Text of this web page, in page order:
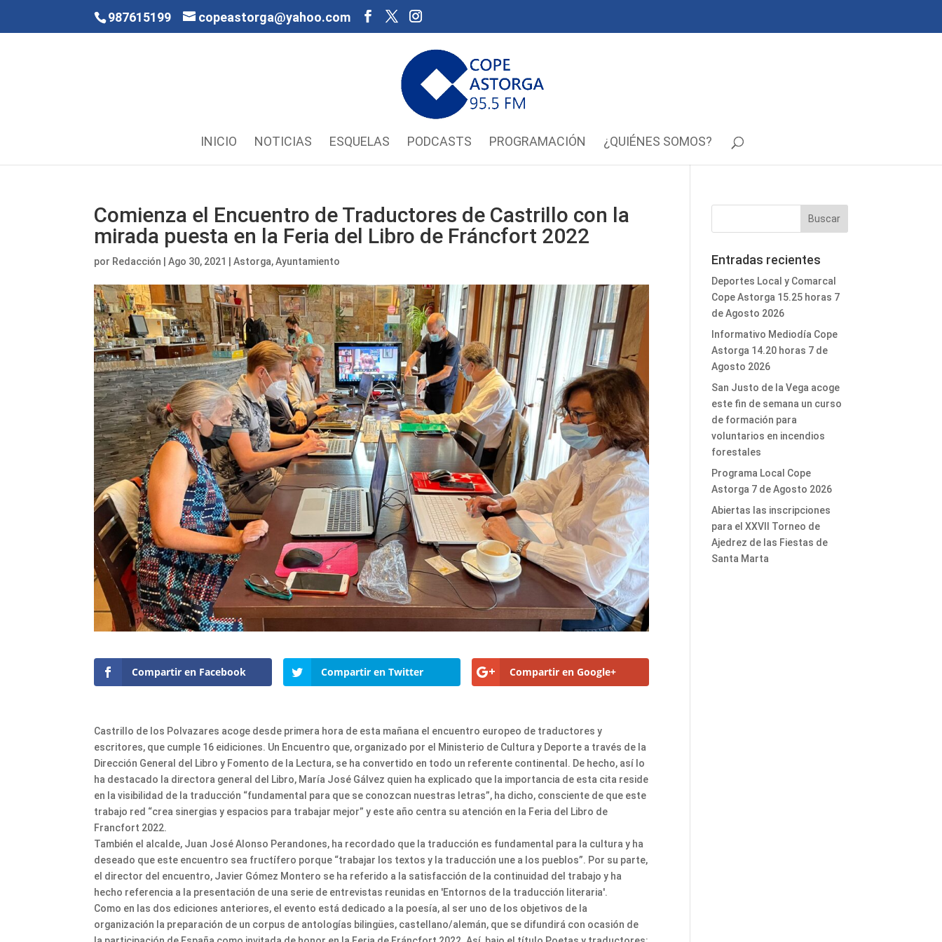
987615199 copeastorga@yahoo.com
INICIO NOTICIAS ESQUELAS PODCASTS PROGRAMACIÓN ¿QUIÉNES SOMOS?
Comienza el Encuentro de Traductores de Castrillo con la
mirada puesta en la Feria del Libro de Fráncfort 2022
por Redacción |Ago 30, 2021 |Astorga,Ayuntamiento
Compartir en Facebook Compartir en Twitter Compartir en Google+
Castrillo de los Polvazares acoge desde primera hora de esta mañana el encuentro europeo de traductores y
escritores, que cumple 16 eidiciones. Un Encuentro que, organizado por el Ministerio de Cultura y Deporte a través de la
Dirección General del Libro y Fomento de la Lectura, se ha convertido en todo un referente continental. De hecho, así lo
ha destacado la directora general del Libro, María José Gálvez quien ha explicado que la importancia de esta cita reside
en la visibilidad de la traducción “fundamental para que se conozcan nuestras letras”, ha dicho, consciente de que este
trabajo red “crea sinergias y espacios para trabajar mejor” y este año centra su atención en la Feria del Libro de
Francfort 2022.
También el alcalde, Juan José Alonso Perandones, ha recordado que la traducción es fundamental para la cultura y ha
deseado que este encuentro sea fructífero porque “trabajar los textos y la traducción une a los pueblos”. Por su parte,
el director del encuentro, Javier Gómez Montero se ha referido a la satisfacción de la continuidad del trabajo y ha
hecho referencia a la presentación de una serie de entrevistas reunidas en 'Entornos de la traducción literaria'.
Como en las dos ediciones anteriores, el evento está dedicado a la poesía, al ser uno de los objetivos de la
organización la preparación de un corpus de antologías bilingües, castellano/alemán, que se difundirá con ocasión de
Entradas recientes
Deportes Local y Comarcal
Cope Astorga 15.25 horas 7
de Agosto 2026
Informativo Mediodía Cope
Astorga 14.20 horas 7 de
Agosto 2026
San Justo de la Vega acoge
este fin de semana un curso
de formación para
voluntarios en incendios
forestales
Programa Local Cope
Astorga 7 de Agosto 2026
Abiertas las inscripciones
para el XXVII Torneo de
Ajedrez de las Fiestas de
Santa Marta